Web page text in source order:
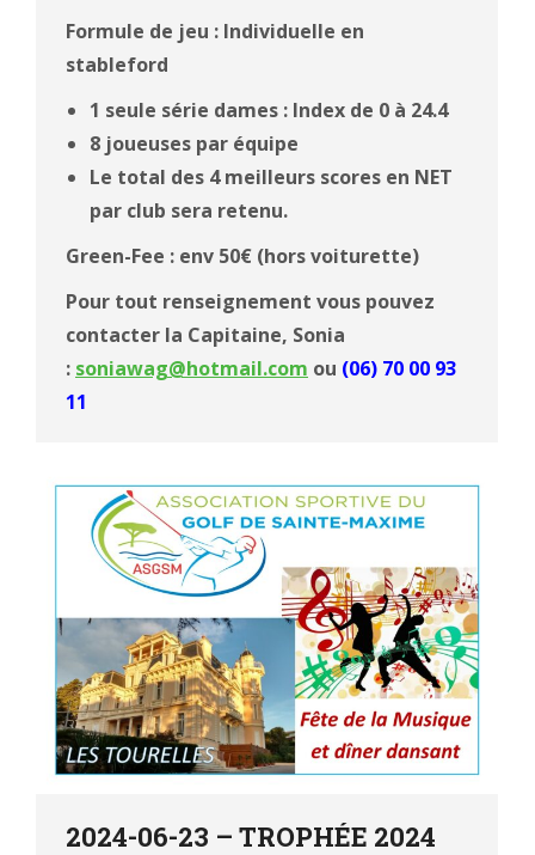
Formule de jeu : Individuelle en
stableford
1 seule série dames : Index de 0 à 24.4
8 joueuses par équipe
Le total des 4 meilleurs scores en NET
par club sera retenu.
Green-Fee : env 50€ (hors voiturette)
Pour tout renseignement vous pouvez
contacter la Capitaine, Sonia
: soniawag@hotmail.com ou (06) 70 00 93
11
2024-06-23 – TROPHÉE 2024